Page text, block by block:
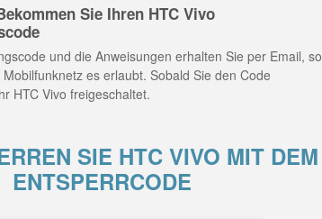
Sie Ihren HTC Vivo
und die Anweisungen erhalten Sie per Email, so
es erlaubt. Sobald Sie den Code
HTC Vivo freigeschaltet.
SIE HTC VIVO MIT DEM
ENTSPERRCODE